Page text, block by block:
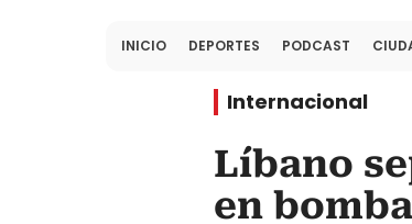
INICIO DEPORTES PODCAST
Internacional
Líbano
en